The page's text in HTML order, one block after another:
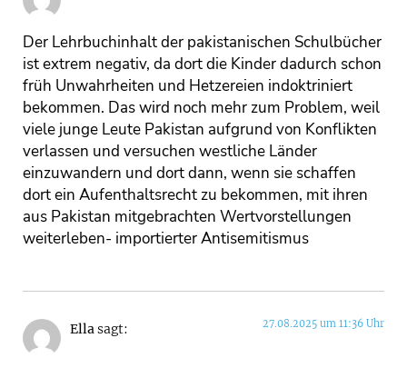
Der Lehrbuchinhalt der pakistanischen Schulbücher
ist extrem negativ, da dort die Kinder dadurch schon
früh Unwahrheiten und Hetzereien indoktriniert
bekommen. Das wird noch mehr zum Problem, weil
viele junge Leute Pakistan aufgrund von Konflikten
verlassen und versuchen westliche Länder
einzuwandern und dort dann, wenn sie schaffen
dort ein Aufenthaltsrecht zu bekommen, mit ihren
aus Pakistan mitgebrachten Wertvorstellungen
weiterleben- importierter Antisemitismus
Ellasagt: 27.08.2025 um 11:36 Uhr